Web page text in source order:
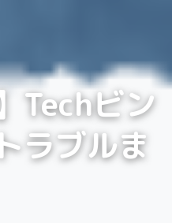
Techビン
ラブルま